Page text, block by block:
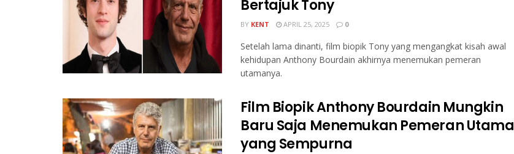
Bertajuk Tony
BY KENT APRIL 25, 2025 0
Setelah lama dinanti, film biopik Tony yang mengangkat kisah awal
kehidupan Anthony Bourdain akhirnya menemukan pemeran
utamanya.
Film Biopik Anthony Bourdain Mungkin
Baru Saja Menemukan Pemeran Utama
yang Sempurna